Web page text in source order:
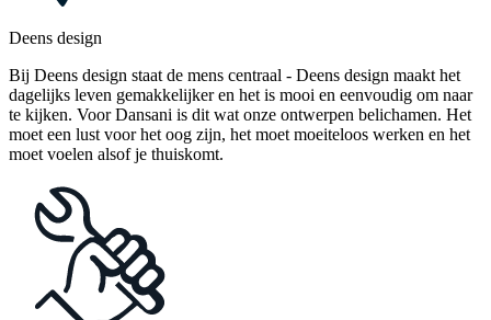
Deens design
Bij Deens design staat de mens centraal - Deens design maakt het
dagelijks leven gemakkelijker en het is mooi en eenvoudig om naar
te kijken. Voor Dansani is dit wat onze ontwerpen belichamen. Het
moet een lust voor het oog zijn, het moet moeiteloos werken en het
moet voelen alsof je thuiskomt.